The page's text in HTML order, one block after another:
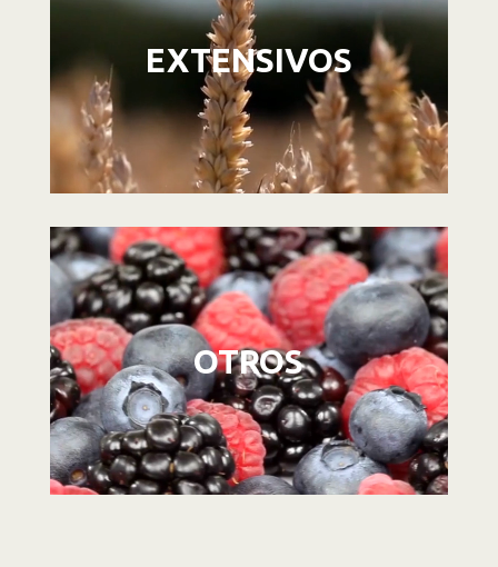
EXTENSIVOS
Reproductor
de
vídeo
OTROS